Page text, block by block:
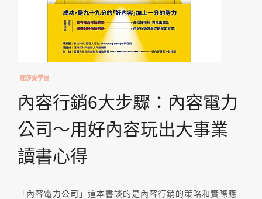
麗莎愛學習
內容行銷6大步驟：內容電力
公司～用好內容玩出大事業
讀書心得
「內容電力公司」這本書談的是內容行銷的策略和實際應